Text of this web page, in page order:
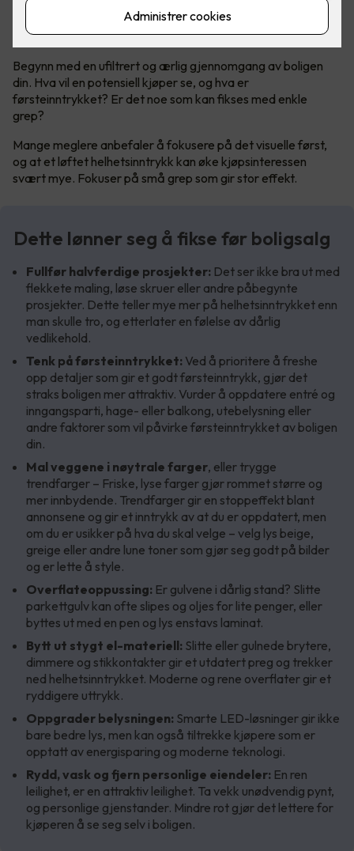
Hvor bør du starte?
Begynn med en ufiltrert og ærlig gjennomgang av boligen
din. Hva vil en potensiell kjøper se, og hva er
førsteinntrykket? Er det noe som kan fikses med enkle
grep?
Mange meglere anbefaler å fokusere på det visuelle først,
og at et løftet helhetsinntrykk kan øke kjøpsinteressen
svært mye. Fokuser på små grep som gir stor effekt.
Dette lønner seg å fikse før boligsalg
Fullfør halvferdige prosjekter: Det ser ikke bra ut med
flekkete maling, løse skruer eller andre påbegynte
prosjekter. Dette teller mye mer på helhetsinntrykket enn
man skulle tro, og etterlater en følelse av dårlig
vedlikehold.
Tenk på førsteinntrykket: Ved å prioritere å freshe
opp detaljer som gir et godt førsteinntrykk, gjør det
straks boligen mer attraktiv. Vurder å oppdatere entré og
inngangsparti, hage- eller balkong, utebelysning eller
andre faktorer som vil påvirke førsteinntrykket av boligen
din.
Mal veggene i nøytrale farger, eller trygge
trendfarger – Friske, lyse farger gjør rommet større og
mer innbydende. Trendfarger gir en stoppeffekt blant
annonsene og gir et inntrykk av at du er oppdatert, men
om du er usikker på hva du skal velge – velg lys beige,
greige eller andre lune toner som gjør seg godt på bilder
og er lette å style.
Overflateoppussing: Er gulvene i dårlig stand? Slitte
parkettgulv kan ofte slipes og oljes for lite penger, eller
byttes ut med en pen og lys enstavs laminat.
Bytt ut stygt el-materiell: Slitte eller gulnede brytere,
dimmere og stikkontakter gir et utdatert preg og trekker
ned helhetsinntrykket. Moderne og rene overflater gir et
ryddigere uttrykk.
Oppgrader belysningen: Smarte LED-løsninger gir ikke
bare bedre lys, men kan også tiltrekke kjøpere som er
opptatt av energisparing og moderne teknologi.
Rydd, vask og fjern personlige eiendeler: En ren
leilighet, er en attraktiv leilighet. Ta vekk unødvendig pynt,
og personlige gjenstander. Mindre rot gjør det lettere for
kjøperen å se seg selv i boligen.